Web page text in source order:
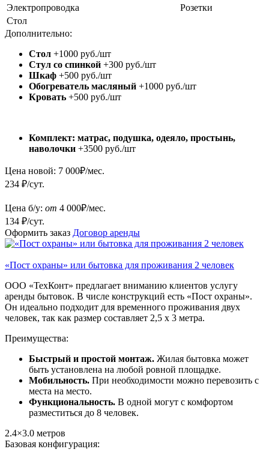
Электропроводка
Розетки
Стол
Дополнительно:
Стол +1000 руб./шт
Стул со спинкой +300 руб./шт
Шкаф +500 руб./шт
Обогреватель масляный +1000 руб./шт
Кровать +500 руб./шт
Комплект: матрас, подушка, одеяло, простынь,
наволочки +3500 руб./шт
Цена новой: 7 000₽/мес.
234 ₽/сут.
Цена б/у: от 4 000₽/мес.
134 ₽/сут.
Оформить заказ Договор аренды
«Пост охраны» или бытовка для проживания 2 человек
ООО «ТехКонт» предлагает вниманию клиентов услугу
аренды бытовок. В числе конструкций есть «Пост охраны».
Он идеально подходит для временного проживания двух
человек, так как размер составляет 2,5 х 3 метра.
Преимущества:
Быстрый и простой монтаж. Жилая бытовка может
быть установлена на любой ровной площадке.
Мобильность. При необходимости можно перевозить с
места на место.
Функциональность. В одной могут с комфортом
разместиться до 8 человек.
2.4×3.0 метров
Базовая конфигурация: